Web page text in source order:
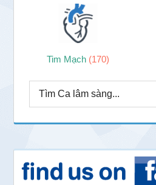
Tim Mạch (170)